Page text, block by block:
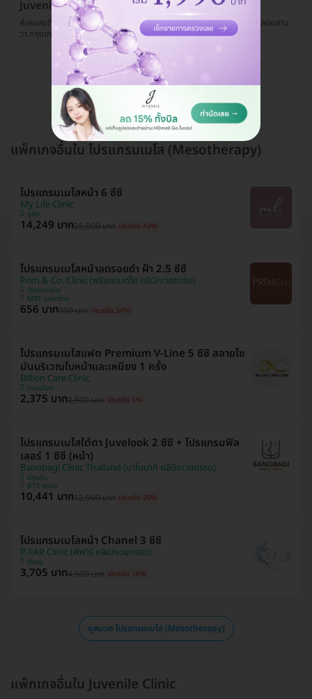
Juvenile Clinic สาขาคู้บอน
ห้องเลขที่ 203 ชั้น 2 JAS Green Village ถ. คู้บอน แขวงบางชัน เขตคลองสาม
วา กรุงเทพมหานคร 10510
ดูรายละเอียด
แพ็กเกจอื่นใน โปรแกรมเมโส (Mesotherapy)
โปรแกรมเมโสหน้า 6 ซีซี
My Life Clinic
ดุสิต
14,249 บาท25,000 บาท ประหยัด 43%
โปรแกรมเมโสหน้าลดรอยดำ ฝ้า 2.5 ซีซี
Prim & Co. Clinic (พริมแอนด์โค คลินิกเวชกรรม)
วังทองหลาง
MRT มหาดไทย
656 บาท990 บาท ประหยัด 34%
โปรแกรมเมโสแฟต Premium V-Line 5 ซีซี สลายไข
มันบริเวณใบหน้าและเหนียง 1 ครั้ง
Billion Care Clinic
ดอนเมือง
2,375 บาท2,500 บาท ประหยัด 5%
โปรแกรมเมโสใต้ตา Juvelook 2 ซีซี + โปรแกรมฟิล
เลอร์ 1 ซีซี (หน้า)
Banobagi Clinic Thailand (บาโนบากิ คลินิกเวชกรรม)
ปทุมวัน
BTS สยาม
10,441 บาท12,990 บาท ประหยัด 20%
โปรแกรมเมโสหน้า Chanel 3 ซีซี
P-FAR Clinic (พีฟาร์ คลินิกเวชกรรม)
ทุ่งครุ
3,705 บาท4,500 บาท ประหยัด 18%
ดูหมวด โปรแกรมเมโส (Mesotherapy)
แพ็กเกจอื่นใน Juvenile Clinic